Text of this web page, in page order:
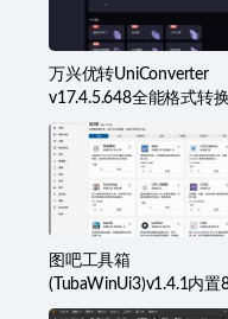
万兴优转UniConverter
v17.4.5.648全能格式转换
工具箱破解版
图吧工具箱
(TubaWinUi3)v1.4.1内置
款检测工具便携版